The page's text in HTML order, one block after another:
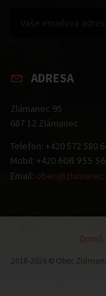
ADRESA
Zlámanec 95
687 12 Zlámanec
Telefon: +420 572 580
Mobil: +420 608 955
Email:
Domů
2018-2026 © Obec